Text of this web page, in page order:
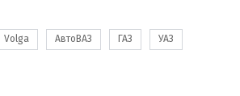
Volga АвтоВАЗ ГАЗ УАЗ